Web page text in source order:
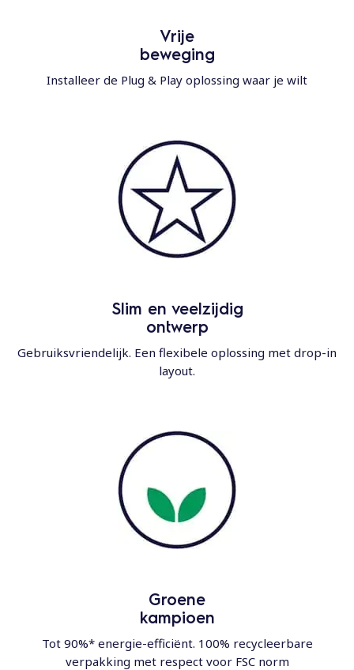
Vrije
beweging
Installeer de Plug & Play oplossing waar je wilt
Slim en veelzijdig
ontwerp
Gebruiksvriendelijk. Een flexibele oplossing met drop-in
layout.
Groene
kampioen
Tot 90%* energie-efficiënt. 100% recycleerbare
verpakking met respect voor FSC norm